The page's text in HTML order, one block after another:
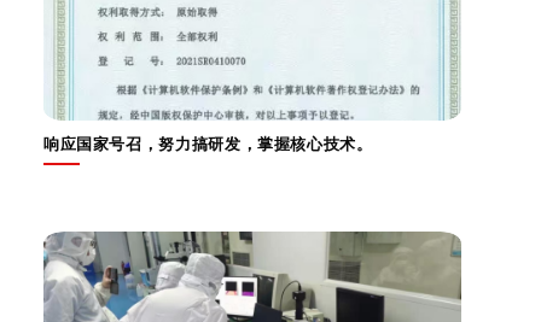
响应国家号召，努力搞研发，掌握核心技术。